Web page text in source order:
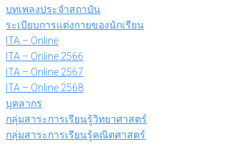
บทเพลงประจำสถาบัน
ระเบียบการแต่งกายของนักเรียน
ITA – Online
ITA – Online 2566
ITA – Online 2567
ITA – Online 2568
บุคลากร
กลุ่มสาระการเรียนรู้วิทยาศาสตร์
กลุ่มสาระการเรียนรู้คณิตศาสตร์